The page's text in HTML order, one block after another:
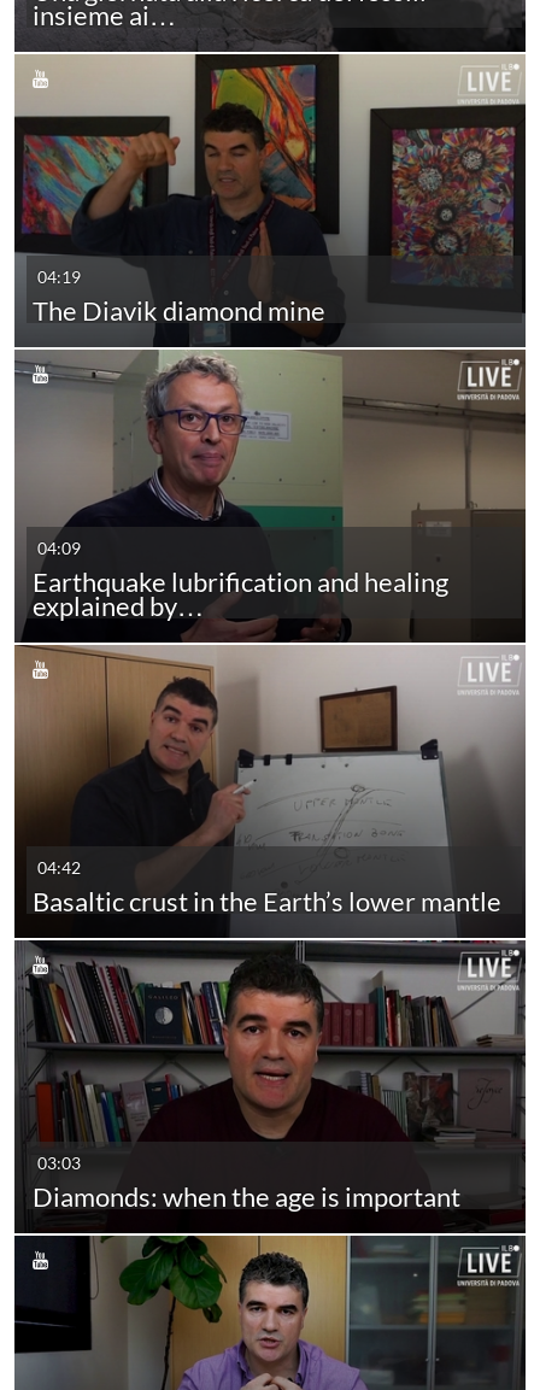
insieme ai…
04:19
The Diavik diamond mine
04:09
Earthquake lubrification and healing
explained by…
04:42
Basaltic crust in the Earth’s lower mantle
03:03
Diamonds: when the age is important